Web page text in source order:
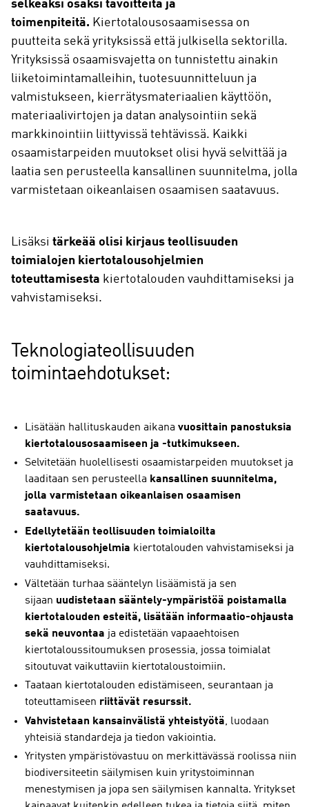
selkeäksi osaksi tavoitteita ja
toimenpiteitä. Kiertotalousosaamisessa on
puutteita sekä yrityksissä että julkisella sektorilla.
Yrityksissä osaamisvajetta on tunnistettu ainakin
liiketoimintamalleihin, tuotesuunnitteluun ja
valmistukseen, kierrätysmateriaalien käyttöön,
materiaalivirtojen ja datan analysointiin sekä
markkinointiin liittyvissä tehtävissä. Kaikki
osaamistarpeiden muutokset olisi hyvä selvittää ja
laatia sen perusteella kansallinen suunnitelma, jolla
varmistetaan oikeanlaisen osaamisen saatavuus.
Lisäksi tärkeää olisi kirjaus teollisuuden
toimialojen kiertotalousohjelmien
toteuttamisesta kiertotalouden vauhdittamiseksi ja
vahvistamiseksi.
Teknologiateollisuuden
toimintaehdotukset:
Lisätään hallituskauden aikana vuosittain panostuksia
kiertotalousosaamiseen ja -tutkimukseen.
Selvitetään huolellisesti osaamistarpeiden muutokset ja
laaditaan sen perusteella kansallinen suunnitelma,
jolla varmistetaan oikeanlaisen osaamisen
saatavuus.
Edellytetään teollisuuden toimialoilta
kiertotalousohjelmia kiertotalouden vahvistamiseksi ja
vauhdittamiseksi.
Vältetään turhaa sääntelyn lisäämistä ja sen
sijaan uudistetaan sääntely-ympäristöä poistamalla
kiertotalouden esteitä, lisätään informaatio-ohjausta
sekä neuvontaa ja edistetään vapaaehtoisen
kiertotaloussitoumuksen prosessia, jossa toimialat
sitoutuvat vaikuttaviin kiertotaloustoimiin.
Taataan kiertotalouden edistämiseen, seurantaan ja
toteuttamiseen riittävät resurssit.
Vahvistetaan kansainvälistä yhteistyötä, luodaan
yhteisiä standardeja ja tiedon vakiointia.
Yritysten ympäristövastuu on merkittävässä roolissa niin
biodiversiteetin säilymisen kuin yritystoiminnan
menestymisen ja jopa sen säilymisen kannalta. Yritykset